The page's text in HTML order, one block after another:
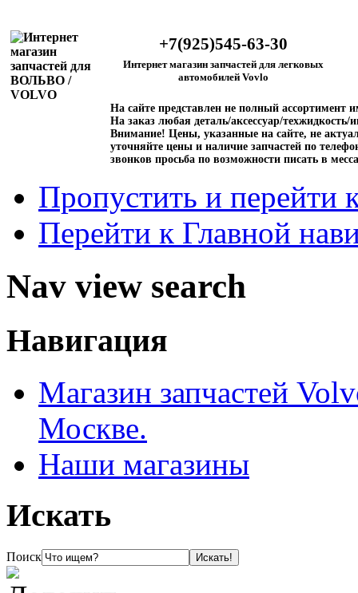
+7(925)545-63-30
Интернет магазин запчастей для легковых
автомобилей Vovlo
На сайте представлен не полный ассортимент
На заказ любая деталь/аксессуар/техжидкость/
Внимание! Цены, указанные на сайте, не
уточняйте цены и наличие запчастей по
звонков просьба по возможности писать в
Пропустить и перейти
Перейти к Главной
Nav view search
Навигация
Магазин запчастей
Москве.
Наши магазины
Искать
Поиск